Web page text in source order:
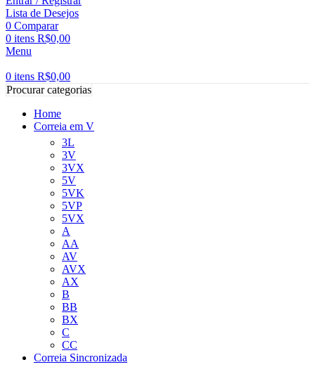
Lista de Desejos
0 Comparar
0 itens R$0,00
Menu
0 itens R$0,00
Procurar categorias
Home
Correia em V
3L
3V
3VX
5V
5VK
5VP
5VX
A
AA
AV
AVX
AX
B
BB
BX
C
CC
Correia Sincronizada